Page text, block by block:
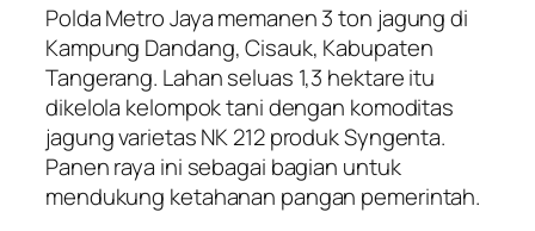
Polda Metro Jaya memanen 3 ton jagung di
Kampung Dandang, Cisauk, Kabupaten
Tangerang. Lahan seluas 1,3 hektare itu
dikelola kelompok tani dengan komoditas
jagung varietas NK 212 produk Syngenta.
Panen raya ini sebagai bagian untuk
mendukung ketahanan pangan pemerintah.